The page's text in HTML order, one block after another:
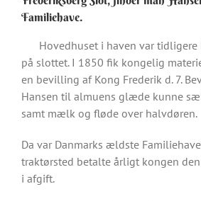
Familiehave.
Hovedhuset i haven var
på slottet. I 1850 fik kongelig
en bevilling af Kong Frederik d. 7.
Hansen til almuens glæde kunne
samt mælk og fløde over halvdøren.
Da var Danmarks ældste
traktørsted betalte årligt kongen
i afgift.